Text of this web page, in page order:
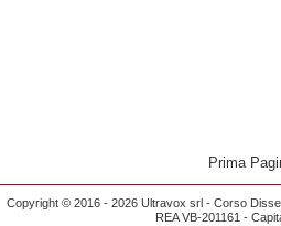
Prima
Copyright © 2016 - 2026 Ultravox srl - Corso
REA VB-201161 -